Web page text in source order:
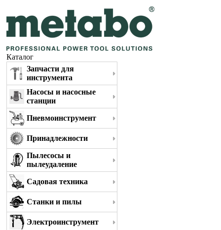
Каталог
Запчасти для
инструмента
Насосы и насосные
станции
Пневмоинструмент
Принадлежности
Пылесосы и
пылеудаление
Садовая техника
Станки и пилы
Электроинструмент